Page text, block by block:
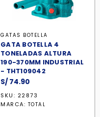
GATAS BOTELLA
GATA BOTELLA 4
TONELADAS ALTURA
190-370MM INDUSTRIAL
- THT109042
S/ 74.90
SKU: 22873
MARCA: TOTAL